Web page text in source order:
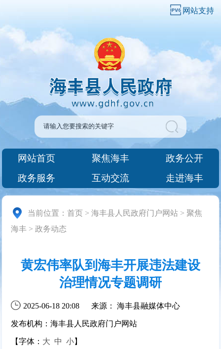
网站支持
网站首页 聚焦海丰
政务公开
政务服务
互动交流 走进海丰
当前位置：首页 >海丰县人民政府门户网站 >聚焦
海丰 >政务动态
黄宏伟率队到海丰开展违法建设
治理情况专题调研
2025-06-18 20:08 来源： 海丰县融媒体中心
发布机构：海丰县人民政府门户网站
【字体： 大 中 小】